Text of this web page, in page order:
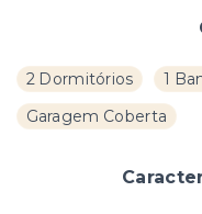
2 Dormitórios 1
Garagem Coberta